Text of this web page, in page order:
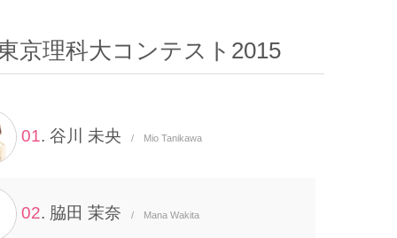
京理科大コンテスト2015
01. 谷川 未央 / Mio Tanikawa
02. 脇田 茉奈 / Mana Wakita